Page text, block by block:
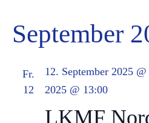
September
Fr.
12
LKMF
12. September 2025
2025 @ 13:00